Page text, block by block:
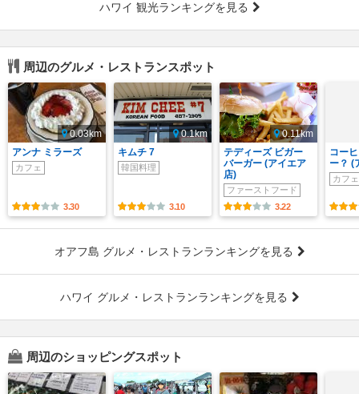
ハワイ 観光ランキングを見る
周辺のグルメ・レストランスポット
0.03km
アンナ ミラーズ
カフェ
3.30
0.1km
キムチ 7
韓国料理
3.10
0.11km
テディーズ ビガー
バーガー (アイエア
店)
ファーストフード
3.22
コー
ー？ (
カフェ
オアフ島 グルメ・レストランランキングを見る
ハワイ グルメ・レストランランキングを見る
周辺のショッピングスポット